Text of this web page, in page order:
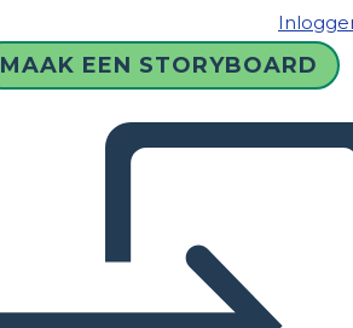
MAAK EEN STORYBOARD